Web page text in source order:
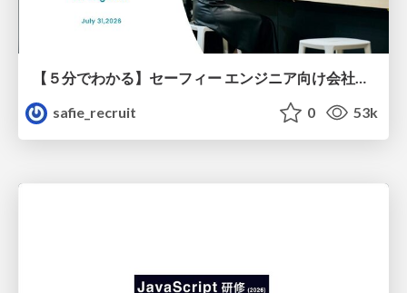
【５分でわかる】セーフィー エンジニア向け会社紹介
safie_recruit
0 53k